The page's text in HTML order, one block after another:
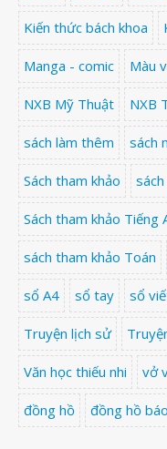
Kiến thức bách khoa
Manga - comic Màu
NXB Mỹ Thuật NXB
sách làm thêm sách
Sách tham khảo
Sách tham khảo Tiếng
sách tham khảo Toán
sổ A4 sổ tay sổ
Truyện lịch sử
Văn học thiếu nhi vở
đồng hồ đồng hồ